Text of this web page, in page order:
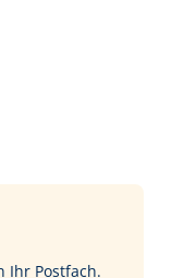
Ihr Postfach.